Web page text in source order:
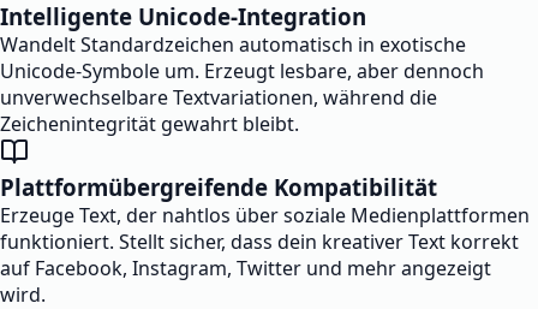
Intelligente Unicode-Integration
Wandelt Standardzeichen automatisch in exotische
Unicode-Symbole um. Erzeugt lesbare, aber dennoch
unverwechselbare Textvariationen, während die
Zeichenintegrität gewahrt bleibt.
Plattformübergreifende Kompatibilität
Erzeuge Text, der nahtlos über soziale Medienplattformen
funktioniert. Stellt sicher, dass dein kreativer Text korrekt
auf Facebook, Instagram, Twitter und mehr angezeigt
wird.